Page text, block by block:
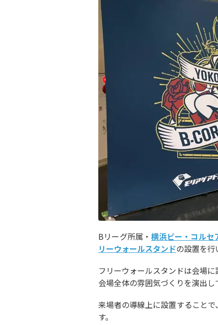
Bリーグ所属・横浜ビー・コルセ
リーウォールスタンドの設置を
フリーウォールスタンドは会場
会場全体の雰囲気づくりを演出し
来場者の導線上に設置すること
す。